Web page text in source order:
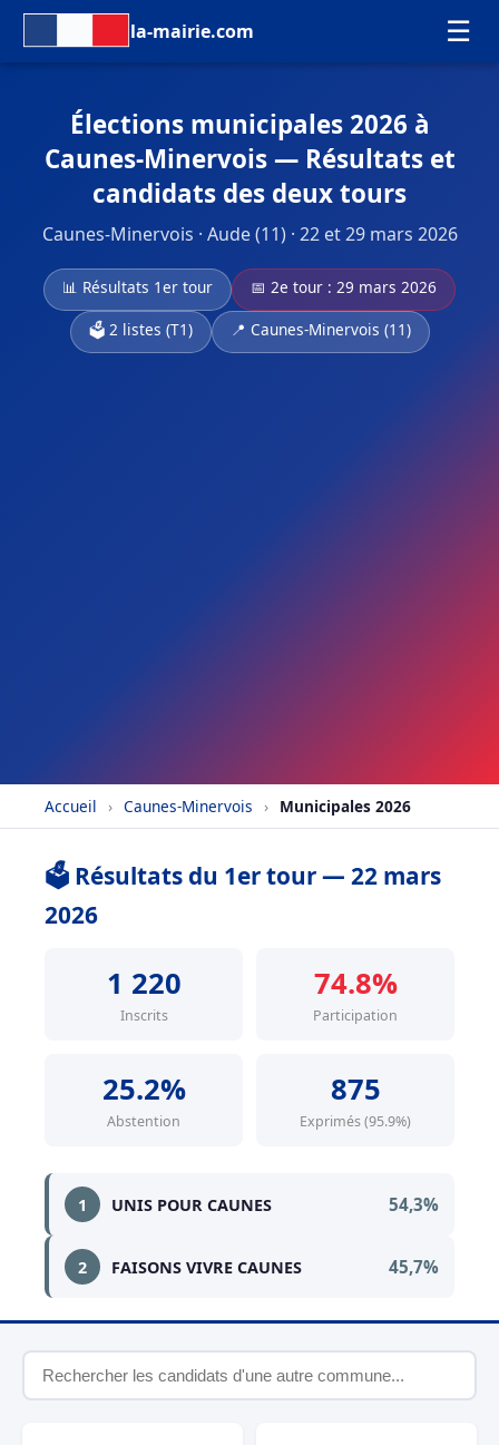
la-mairie.com ☰
Élections municipales 2026 à
Caunes-Minervois — Résultats et
candidats des deux tours
Caunes-Minervois · Aude (11) · 22 et 29 mars 2026
📊 Résultats 1er tour
📅 2e tour : 29 mars 2026
🗳️ 2 listes (T1)
📍 Caunes-Minervois (11)
Accueil › Caunes-Minervois › Municipales 2026
🗳️ Résultats du 1er tour — 22 mars
2026
1 220
Inscrits
74.8%
Participation
25.2%
Abstention
875
Exprimés (95.9%)
1 UNIS POUR CAUNES 54,3%
2 FAISONS VIVRE CAUNES 45,7%